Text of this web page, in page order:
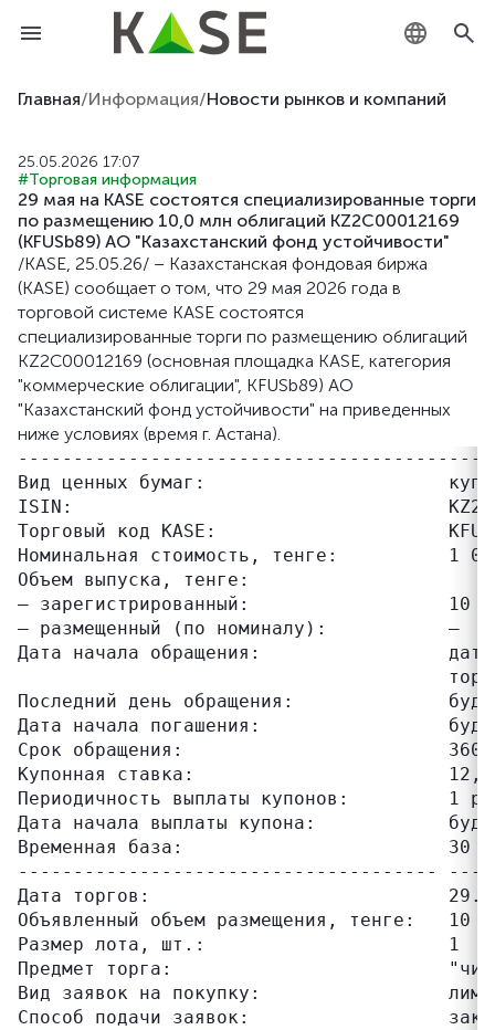
KZ
EN
Главная/Информация/Новости рынков и компаний
25.05.2026 17:07
#Торговая информация
29 мая на KASE состоятся специализированные торги
по размещению 10,0 млн облигаций KZ2C00012169
(KFUSb89) АО "Казахстанский фонд устойчивости"
/KASE, 25.05.26/ – Казахстанская фондовая биржа
(KASE) сообщает о том, что 29 мая 2026 года в
торговой системе KASE состоятся
специализированные торги по размещению облигаций
KZ2C00012169 (основная площадка KASE, категория
"коммерческие облигации", KFUSb89) АО
"Казахстанский фонд устойчивости" на приведенных
ниже условиях (время г. Астана).
Вид ценных бумаг:
ISIN:
Торговый код KASE:
Номинальная стоимость, тенге:          1
Объем выпуска, тенге:
– зарегистрированный:                  10
– размещенный (по номиналу):           –
Дата начала обращения:                 дата
Последний день обращения:              будет
Дата начала погашения:                 будет
Срок обращения:                        360
Купонная ставка:                       12,50
Периодичность выплаты купонов:         1
Дата начала выплаты купона:            будет
Временная база:                        30 /
--------------------------------------
Дата торгов:
Объявленный объем размещения, тенге:   10
Размер лота, шт.:                      1
Предмет торга:
Вид заявок на покупку:
Способ подачи заявок: